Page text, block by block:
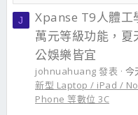
J
Xpanse T9人體工
萬元等級功能，
公娛樂皆宜
johnuahuang 發表 今
新型 Laptop / iPad /
Phone 等數位 3C